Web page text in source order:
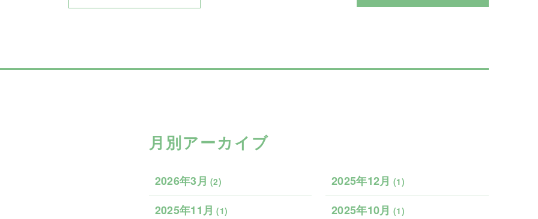
月別アーカイブ
2026年3月 (2) 2025年12月 (1)
2025年11月 (1) 2025年10月 (1)